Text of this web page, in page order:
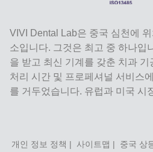
VIVI Dental Lab은 중국 심천에
소입니다. 그것은 최고 중 하나입
을 받고 최신 기계를 갖춘 치과
처리 시간 및 프로페셔널 서비스
를 거두었습니다. 유럽과 미국 시
개인 정보 정책 | 사이트맵 | 중국 상